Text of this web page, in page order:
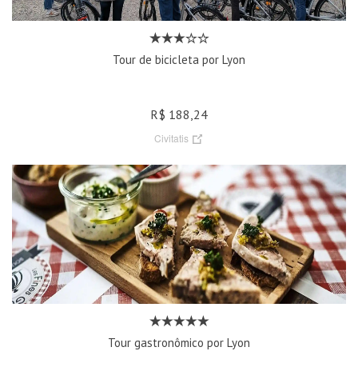
Tour de bicicleta por Lyon
R$ 188,24
Civitatis
Tour gastronômico por Lyon